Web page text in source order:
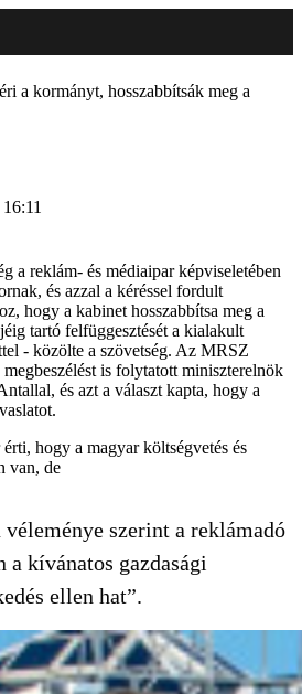
a kormányt, hosszabbítsák meg a
a reklám- és médiaipar képviseletében
és azzal a kéréssel fordult
hogy a kabinet hosszabbítsa meg a
tartó felfüggesztését a kialakult
- közölte a szövetség. Az MRSZ
is folytatott miniszterelnök
és azt a választ kapta, hogy a
hogy a magyar költségvetés és
van, de
véleménye szerint a reklámadó
a kívánatos gazdasági
ellen hat”.